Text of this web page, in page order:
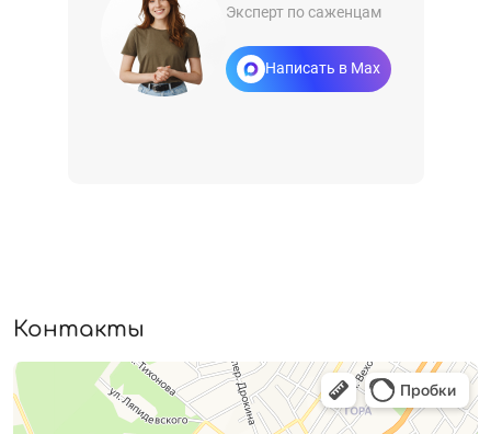
Эксперт по саженцам
Написать в Max
Контакты